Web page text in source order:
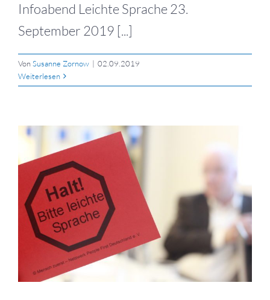
Infoabend Leichte Sprache 23.
September 2019 [...]
VonSusanne Zornow | 02.09.2019
Weiterlesen